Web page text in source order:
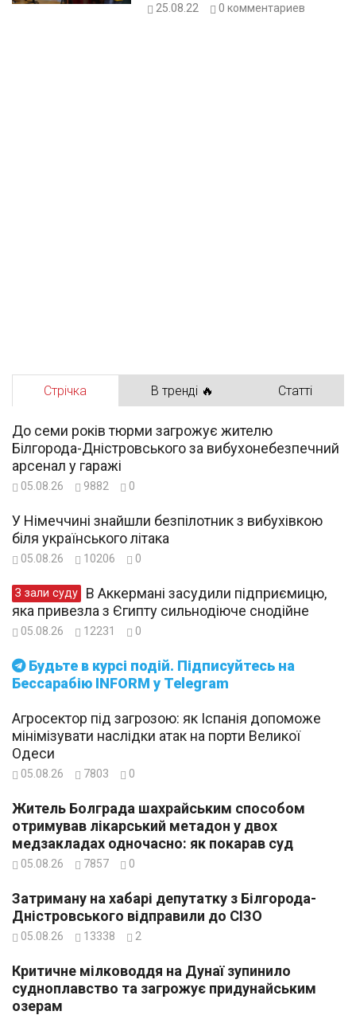
25.08.22 0 комментариев
Стрічка В тренді 🔥 Статті
Будьте в курсі подій. Підписуйтесь на
Бессарабію INFORM у Telegram
До семи років тюрми загрожує жителю
Білгорода-Дністровського за вибухонебезпечний
арсенал у гаражі
05.08.26 9882 0
У Німеччині знайшли безпілотник з вибухівкою
біля українського літака
05.08.26 10206 0
З зали суду
яка привезла з Єгипту сильнодіюче снодійне
05.08.26 12231 0
Агросектор під загрозою: як Іспанія допоможе
мінімізувати наслідки атак на порти Великої
Одеси
05.08.26 7803 0
Житель Болграда шахрайським способом
отримував лікарський метадон у двох
медзакладах одночасно: як покарав суд
05.08.26 7857 0
Затриману на хабарі депутатку з Білгорода-
Дністровського відправили до СІЗО
05.08.26 13338 2
Критичне мілководдя на Дунаї зупинило
судноплавство та загрожує придунайським
озерам